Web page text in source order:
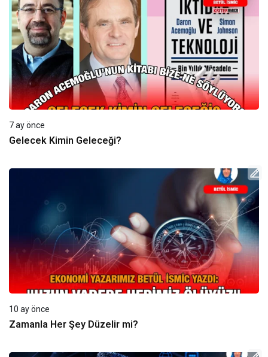
7 ay önce
Gelecek Kimin Geleceği?
10 ay önce
Zamanla Her Şey Düzelir mi?